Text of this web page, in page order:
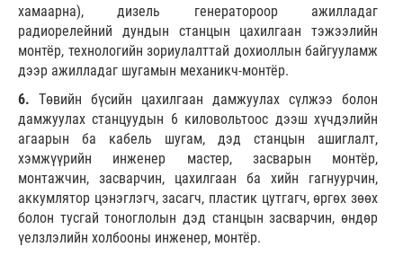
хамаарна), дизель генератороор ажилладаг
радиорелейний дундын станцын цахилгаан тэжээлийн
монтёр, технологийн зориулалттай дохиоллын байгууламж
дээр ажилладаг шугамын механикч-монтёр.
6. Төвийн бүсийн цахилгаан дамжуулах сүлжээ болон
дамжуулах станцуудын 6 киловольтоос дээш хүчдэлийн
агаарын ба кабель шугам, дэд станцын ашиглалт,
хэмжүүрийн инженер мастер, засварын монтёр,
монтажчин, засварчин, цахилгаан ба хийн гагнуурчин,
аккумлятор цэнэглэгч, засагч, пластик цутгагч, өргөх зөөх
болон тусгай тоноглолын дэд станцын засварчин, өндөр
үелзлэлийн холбооны инженер, монтёр.